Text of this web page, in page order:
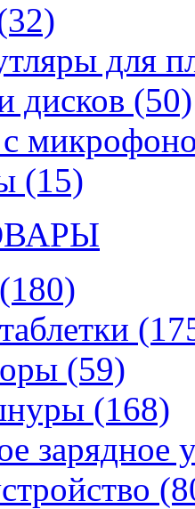
для
дисков (50)
(15)
(180)
(59)
(168)
зарядное